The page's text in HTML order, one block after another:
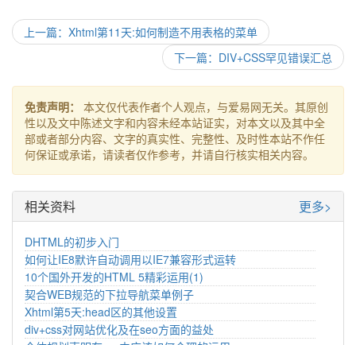
上一篇：Xhtml第11天:如何制造不用表格的菜单
下一篇：DIV+CSS罕见错误汇总
免责声明：
本文仅代表作者个人观点，与爱易网无关。其原创
性以及文中陈述文字和内容未经本站证实，对本文以及其中全
部或者部分内容、文字的真实性、完整性、及时性本站不作任
何保证或承诺，请读者仅作参考，并请自行核实相关内容。
相关资料 更多>
DHTML的初步入门
如何让IE8默许自动调用以IE7兼容形式运转
10个国外开发的HTML 5精彩运用(1)
契合WEB规范的下拉导航菜单例子
Xhtml第5天:head区的其他设置
div+css对网站优化及在seo方面的益处